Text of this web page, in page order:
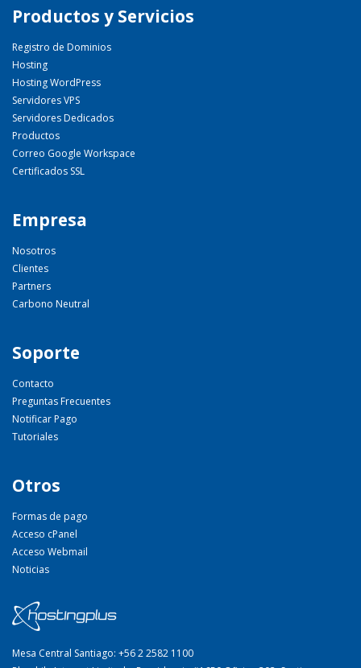
Productos y Servicios
Registro de Dominios
Hosting
Hosting WordPress
Servidores VPS
Servidores Dedicados
Productos
Correo Google Workspace
Certificados SSL
Empresa
Nosotros
Clientes
Partners
Carbono Neutral
Soporte
Contacto
Preguntas Frecuentes
Notificar Pago
Tutoriales
Otros
Formas de pago
Acceso cPanel
Acceso Webmail
Noticias
Mesa Central Santiago: +56 2 2582 1100